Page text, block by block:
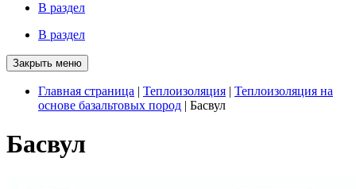
В раздел
В раздел
Закрыть меню
Главная страница | Теплоизоляция | Теплоизоляция на
основе базальтовых пород | Басвул
Басвул